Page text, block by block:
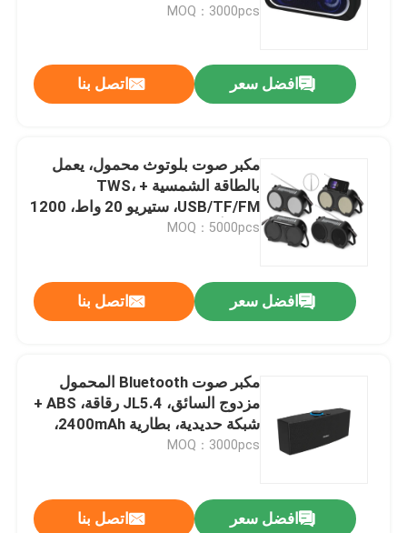
مكالمة خالية من اليدين، بطارية
MOQ：3000pcs
افضل سعر اتصل بنا
مكبر صوت بلوتوث محمول، يعمل
بالطاقة الشمسية + TWS،
USB/TF/FM، ستيريو 20 واط، 1200
MOQ：5000pcs
افضل سعر اتصل بنا
مكبر صوت Bluetooth المحمول
مزدوج السائق، JL5.4 رقاقة، ABS +
شبكة حديدية، بطارية 2400mAh،
MOQ：3000pcs
افضل سعر اتصل بنا